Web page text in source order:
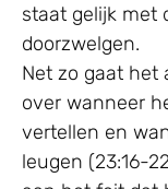
staat gelijk met
doorzwelgen.
Net zo gaat het
over wanneer
vertellen en
leugen (23:16-